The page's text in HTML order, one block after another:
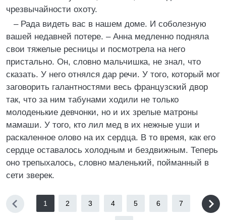
чрезвычайности охоту.
– Рада видеть вас в нашем доме. И соболезную
вашей недавней потере. – Анна медленно подняла
свои тяжелые ресницы и посмотрела на него
пристально. Он, словно мальчишка, не знал, что
сказать. У него отнялся дар речи. У того, который мог
заговорить галантностями весь французский двор
так, что за ним табунами ходили не только
молоденькие девчонки, но и их зрелые матроны
мамаши. У того, кто лил мед в их нежные уши и
раскаленное олово на их сердца. В то время, как его
сердце оставалось холодным и бездвижным. Теперь
оно трепыхалось, словно маленький, пойманный в
сети зверек.
1 2 3 4 5 6 7